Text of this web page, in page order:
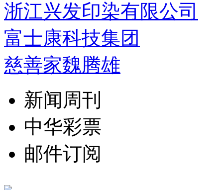
浙江兴发印染有限公司
富士康科技集团
慈善家魏腾雄
新闻周刊
中华彩票
邮件订阅